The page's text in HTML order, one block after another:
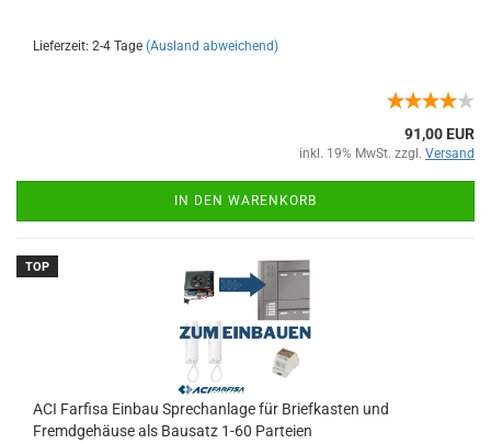
Lieferzeit: 2-4 Tage (Ausland abweichend)
91,00 EUR
inkl. 19% MwSt. zzgl. Versand
IN DEN WARENKORB
TOP
ACI Farfisa Einbau Sprechanlage für Briefkasten und
Fremdgehäuse als Bausatz 1-60 Parteien